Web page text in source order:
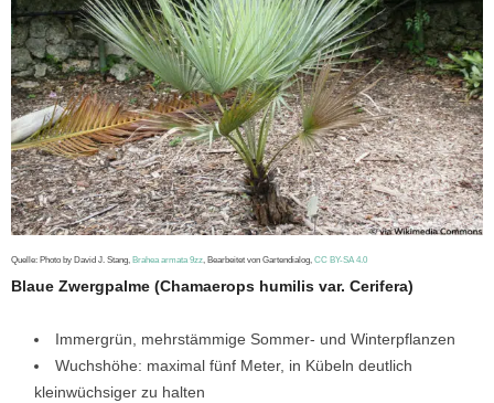
Quelle: Photo by David J. Stang, Brahea armata 9zz , Bearbeitet von Gartendialog, CC BY-SA 4.0
Blaue Zwergpalme (Chamaerops humilis var. Cerifera)
Immergrün, mehrstämmige Sommer- und Winterpflanzen
Wuchshöhe: maximal fünf Meter, in Kübeln deutlich
kleinwüchsiger zu halten